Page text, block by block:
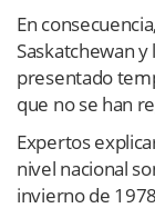
En
Saskatchewan
presentado
que no se han
Expertos
nivel nacional
invierno de